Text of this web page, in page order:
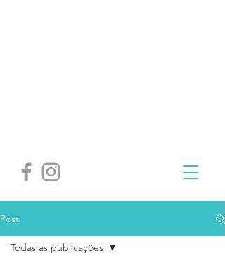
Post
Todas as publicações